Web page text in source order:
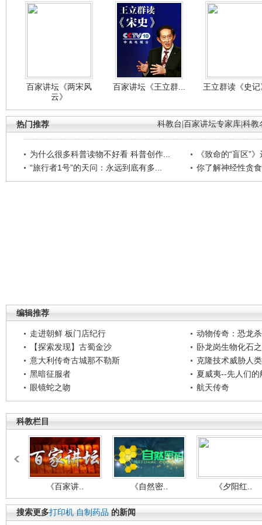
百家讲坛《两宋风
云》
百家讲坛《王立群... 王立群读《史
科教台 百家讲坛专家库 科教
热门推荐
为什么很多科普读物不好看 科普创作...
《致命的“盲区”
“旅行者1号”的天问：永远到底有多...
你了解神经性贪
编辑推荐
走进朝鲜 板门店纪行
动物传奇：恐龙
【探索发现】古蜀金沙
卧龙岗生物化石
意大利传奇古城那不勒斯
克隆技术威胁人
黑暗征服者
夏威夷--先人们的
眼镜蛇之吻
航天传奇
科教栏目
《百家讲.. 《自然密.. 《夕阳红..
搜索更多打印机 自制药品 的新闻